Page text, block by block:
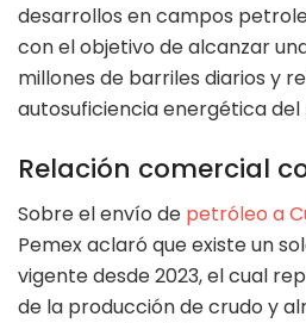
desarrollos en campos
con el objetivo de alcanzar
millones de barriles diarios y
autosuficiencia energética del
Relación comercial
Sobre el envío de petróleo a
Pemex aclaró que existe un
vigente desde 2023, el cual
de la producción de crudo y